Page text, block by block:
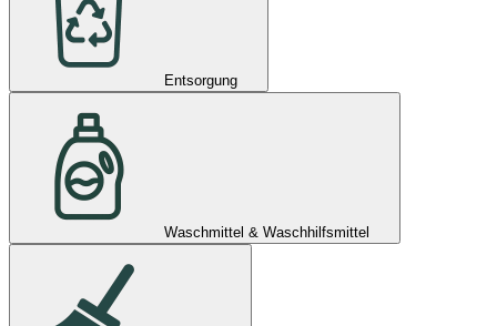
Entsorgung
Waschmittel & Waschhilfsmittel